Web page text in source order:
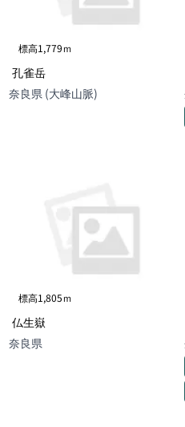
標高1,779ｍ
孔雀岳
奈良県 (大峰山脈)
標高1,805ｍ
仏生嶽
奈良県